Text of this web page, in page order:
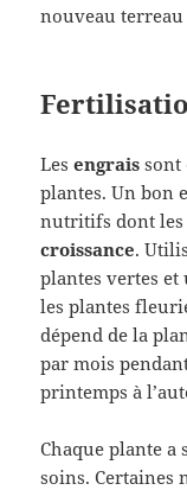
nouveau terreau
Lesengrais sont
plantes. Un bon
nutritifs dont
croissance.
plantes vertes
les plantes
dépend de la
par mois
printemps à
Chaque plante a
soins. Certaines